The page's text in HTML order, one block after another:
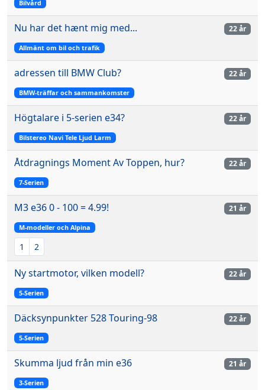
Bilvård
Nu har det hænt mig med...
Allmänt om bil och trafik
22 år
adressen till BMW Club?
BMW-träffar och sammankomster
22 år
Högtalare i 5-serien e34?
Bilstereo Navi Tele Ljud Larm
22 år
Åtdragnings Moment Av Toppen, hur?
7-Serien
22 år
M3 e36 0 - 100 = 4.99!
M-modeller och Alpina
1 2
21 år
Ny startmotor, vilken modell?
5-Serien
22 år
Däcksynpunkter 528 Touring-98
5-Serien
22 år
Skumma ljud från min e36
3-Serien
21 år